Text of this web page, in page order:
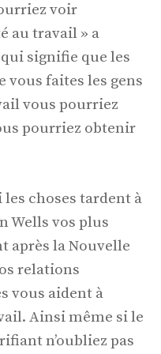
voir
au travail » a
signifie que les
vous faites les gens
vous pourriez
pourriez obtenir
les choses tardent à
Wells vos plus
après la Nouvelle
relations
vous aident à
Ainsi même si le
n’oubliez pas